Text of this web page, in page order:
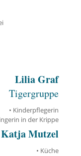
Lilia Graf
Tigergruppe
• Kinderpflegerin
in der Krippe
Katja Mutzel
• Küche